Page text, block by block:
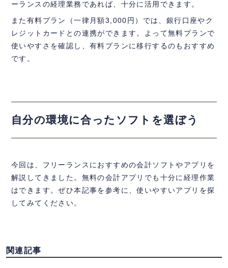
ーランスの経理業務であれば、十分に活用できます。
また有料プラン（一律月額3,000円）では、銀行口座やク
レジットカードとの連携ができます。よって無料プランで
使いやすさを確認し、有料プランに移行するのもおすすめ
です。
自分の環境に合ったソフトを選ぼう
今回は、フリーランスにおすすめの会計ソフトやアプリを
解説してきました。無料の会計アプリでも十分に経理作業
はできます。ぜひ本記事を参考に、使いやすいアプリを探
してみてください。
関連記事